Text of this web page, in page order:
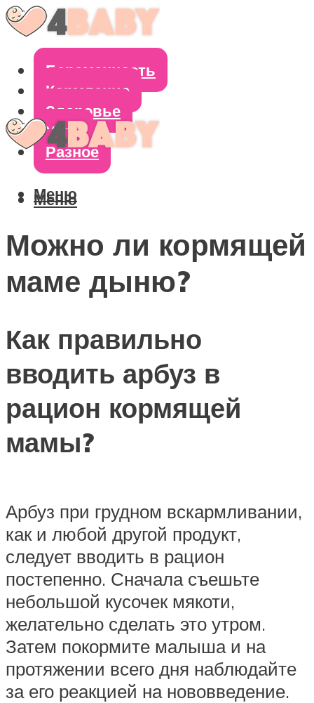
Беременность
Кормление
Здоровье
Уход
Разное
Меню
Меню
Можно ли кормящей
маме дыню?
Как правильно
вводить арбуз в
рацион кормящей
мамы?
Арбуз при грудном вскармливании,
как и любой другой продукт,
следует вводить в рацион
постепенно. Сначала съешьте
небольшой кусочек мякоти,
желательно сделать это утром.
Затем покормите малыша и на
протяжении всего дня наблюдайте
за его реакцией на нововведение.